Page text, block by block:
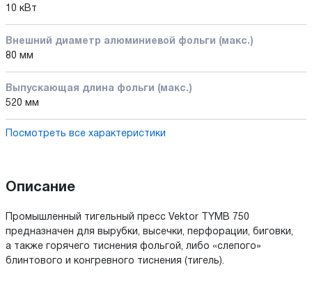
10 кВт
Внешний диаметр алюминиевой фольги (макс.)
80 мм
Выпускающая длина фольги (макс.)
520 мм
Посмотреть все характеристики
Описание
Промышленный тигельный пресс Vektor TYMB 750
предназначен для вырубки, высечки, перфорации, биговки,
а также горячего тиснения фольгой, либо «слепого»
блинтового и конгревного тиснения (тигель).